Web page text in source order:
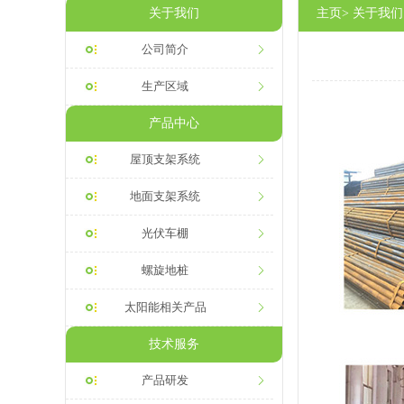
关于我们
公司简介
生产区域
产品中心
屋顶支架系统
地面支架系统
光伏车棚
螺旋地桩
太阳能相关产品
技术服务
产品研发
主页> 关于我们